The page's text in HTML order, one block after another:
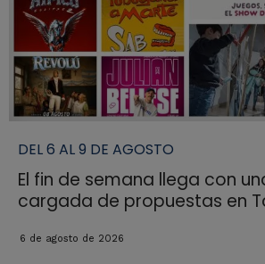
DEL 6 AL 9 DE AGOSTO
El fin de semana llega con
cargada de propuestas en
6 de agosto de 2026